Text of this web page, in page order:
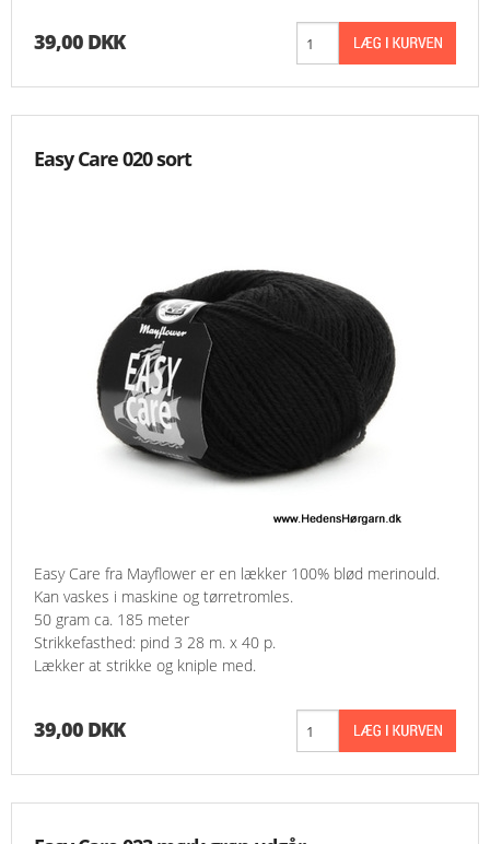
39,00 DKK
Easy Care 020 sort
Easy Care fra Mayflower er en lækker 100% blød merinould.
Kan vaskes i maskine og tørretromles.
50 gram ca. 185 meter
Strikkefasthed: pind 3 28 m. x 40 p.
Lækker at strikke og kniple med.
39,00 DKK